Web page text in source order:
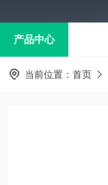
产品中心
当前位置： 首页